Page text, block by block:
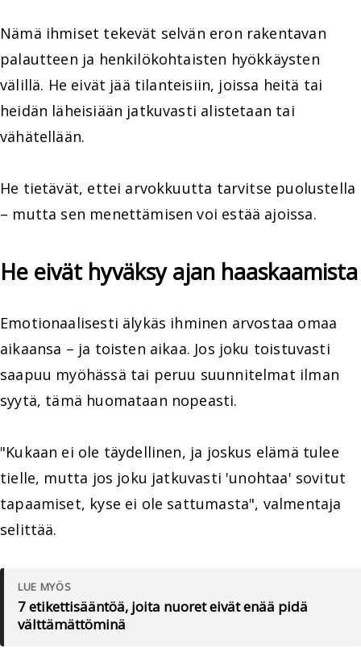
Nämä ihmiset tekevät selvän eron rakentavan
palautteen ja henkilökohtaisten hyökkäysten
välillä. He eivät jää tilanteisiin, joissa heitä tai
heidän läheisiään jatkuvasti alistetaan tai
vähätellään.
He tietävät, ettei arvokkuutta tarvitse puolustella
– mutta sen menettämisen voi estää ajoissa.
He eivät hyväksy ajan haaskaamista
Emotionaalisesti älykäs ihminen arvostaa omaa
aikaansa – ja toisten aikaa. Jos joku toistuvasti
saapuu myöhässä tai peruu suunnitelmat ilman
syytä, tämä huomataan nopeasti.
"Kukaan ei ole täydellinen, ja joskus elämä tulee
tielle, mutta jos joku jatkuvasti 'unohtaa' sovitut
tapaamiset, kyse ei ole sattumasta", valmentaja
selittää.
LUE MYÖS
7 etikettisääntöä, joita nuoret eivät enää pidä
välttämättöminä